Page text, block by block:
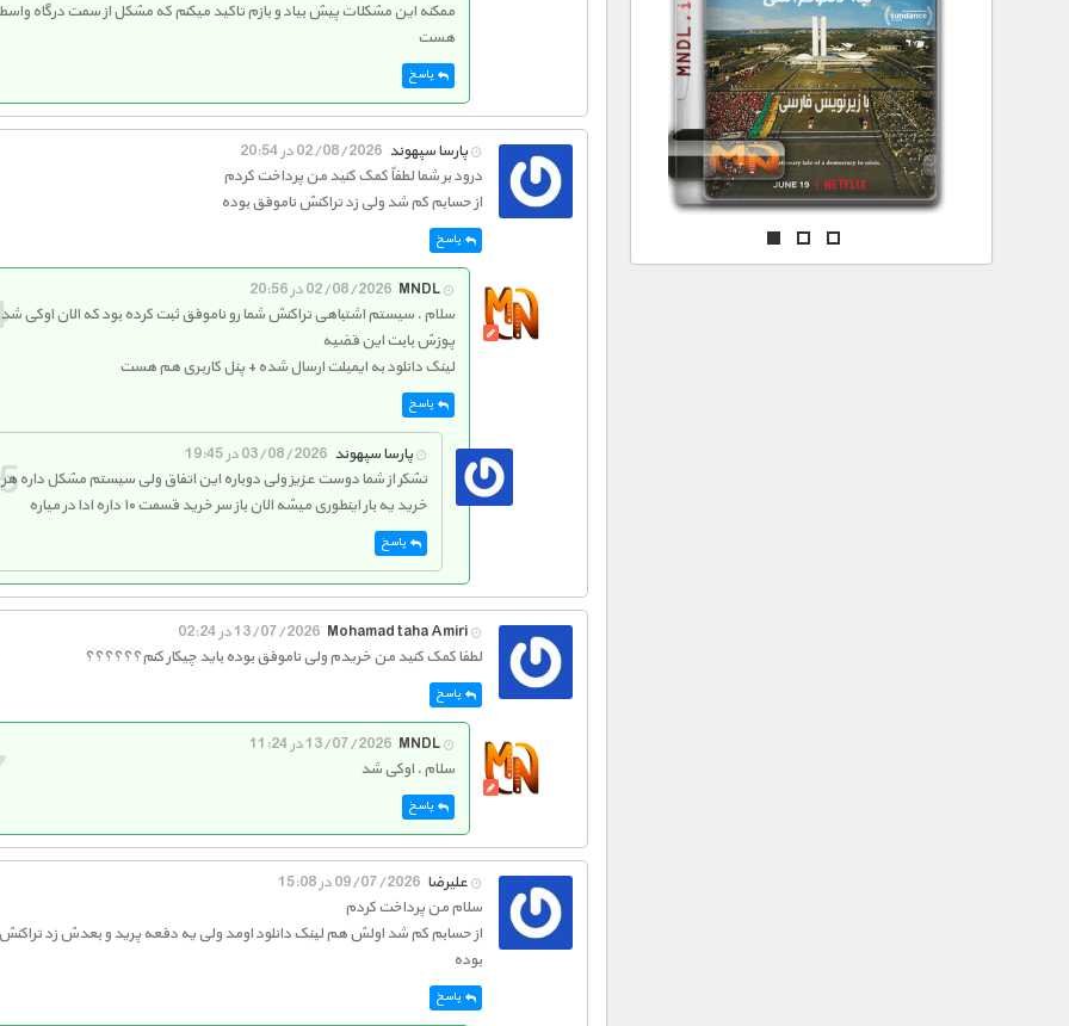
ممکنه این مشکلات پیش بیاد و بازم تاکید میکنم که مشکل از سمت درگاه
هست
پاسخ
پارسا سپهوند 02/08/2026 در 20:54
درود بر شما لطفاً کمک کنید من پرداخت کردم
از حسابم کم شد ولی زد تراکنش ناموفق بوده
پاسخ
MNDL 02/08/2026 در 20:56
سلام . سیستم اشتباهی تراکنش شما رو ناموفق ثبت کرده بود که الان اوکی شد
پوزش بابت این قضیه
لینک دانلود به ایمیلت ارسال شده + پنل کاربری هم هست
پاسخ
پارسا سپهوند 03/08/2026 در 19:45
خرید یه بار اینطوری میشه الان باز سر خرید قسمت ۱۰ داره ادا در میاره
پاسخ
Mohamad taha Amiri 13/07/2026 در 02:24
لطفا کمک کنید من خریدم ولی ناموفق بوده باید چیکار کنم؟؟؟؟؟؟
پاسخ
MNDL 13/07/2026 در 11:24
سلام . اوکی شد
پاسخ
علیرضا 09/07/2026 در 15:08
سلام من پرداخت کردم
از حسابم کم شد اولش هم لینک دانلود اومد ولی یه دفعه پرید و بعدش زد
بوده
پاسخ